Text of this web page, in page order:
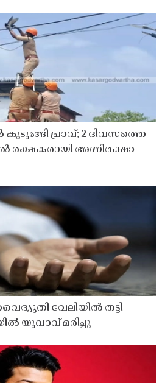
കുടുങ്ങി പ്രാവ്; 2 ദിവസത്തെ
രക്ഷകരായി അഗ്നിരക്ഷാ
വേലിയിൽ തട്ടി
യുവാവ് മരിച്ചു